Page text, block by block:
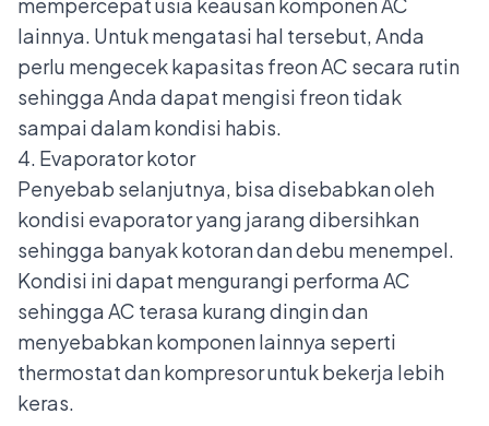
mempercepat usia keausan komponen AC
lainnya. Untuk mengatasi hal tersebut, Anda
perlu mengecekkapasitas freon AC secara rutin
sehingga Anda dapat mengisi freon tidak
sampai dalam kondisi habis.
4. Evaporator kotor
Penyebab selanjutnya, bisa disebabkan oleh
kondisi evaporator yang jarang dibersihkan
sehingga banyak kotoran dan debu menempel.
Kondisi ini dapat mengurangi performa AC
sehingga AC terasa kurang dingin dan
menyebabkan komponen lainnya seperti
thermostatdan kompresor untuk bekerja lebih
keras.